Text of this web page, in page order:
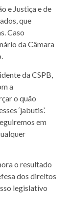
e Justiça e de
que
Caso
da Câmara
da CSPB,
a
o quão
‘jabutis’.
em
o resultado
dos direitos
legislativo